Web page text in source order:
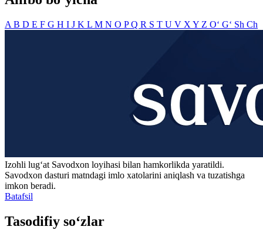
A B D E F G H I J K L M N O PQ R S T U V X Y Z O‘ G‘ Sh Ch
Izohli lugʻat Savodxon loyihasi bilan hamkorlikda yaratildi.
Savodxon dasturi matndagi imlo xatolarini aniqlash va tuzatishga
imkon beradi.
Batafsil
Tasodifiy so‘zlar